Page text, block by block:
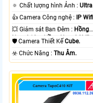
🔅 Chất lượng hình Ảnh :
.
👍 Camera Công nghệ :
IP
💥 Giám sát Ban Đêm : Hồng
Ngoại 10m Hồng Ngoại SMD.
🛡 Camera Thiết KếCube.
️☣️ Chức Năng :Thu Âm.